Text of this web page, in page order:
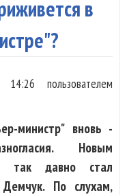
в
пользователем
министр" вновь -
Новым
так давно стал
По слухам,